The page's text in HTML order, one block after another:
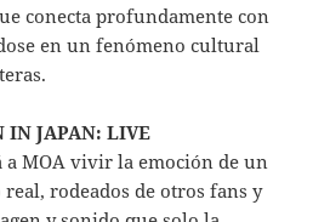
conecta profundamente con
en un fenómeno cultural
IN JAPAN: LIVE
MOA vivir la emoción de un
rodeados de otros fans y